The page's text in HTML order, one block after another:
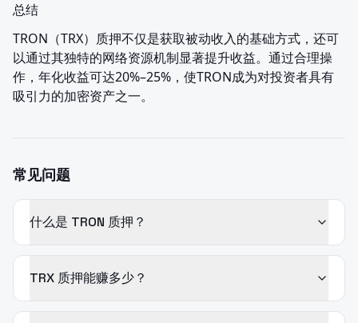
总结
TRON（TRX）质押不仅是获取被动收入的基础方式，还可
以通过其独特的网络资源机制显著提升收益。通过合理操
作，年化收益可达20%–25%，使TRON成为对投资者具有
吸引力的加密资产之一。
常见问题
什么是 TRON 质押？
TRX 质押能赚多少？